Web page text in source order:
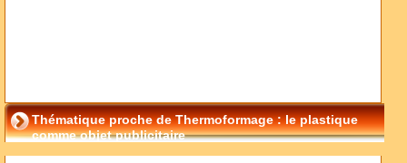
Thématique proche de Thermoformage : le plastique
comme objet publicitaire